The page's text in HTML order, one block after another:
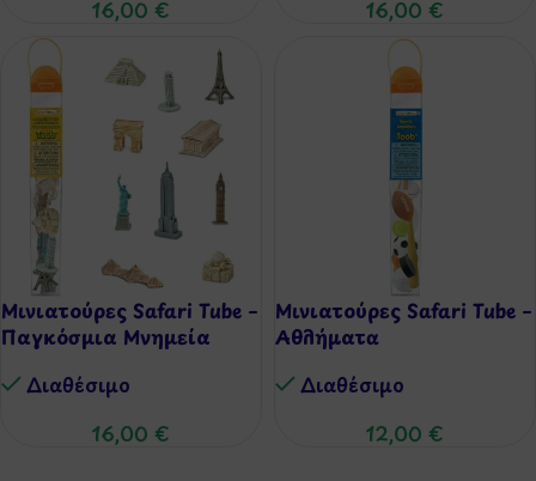
16,00 € 16,00 €
Μινιατούρες Safari Tube –
Παγκόσμια Μνημεία
Διαθέσιμo
16,00 €
Μινιατούρες Safari Tube –
Αθλήματα
Διαθέσιμo
12,00 €